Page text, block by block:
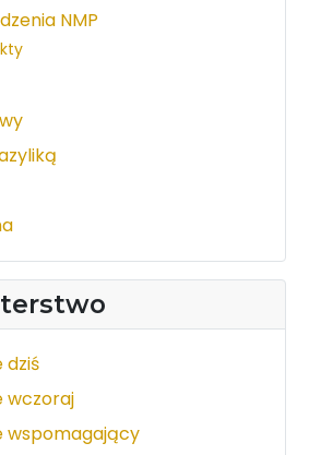
NMP
dziś
wczoraj
wspomagający